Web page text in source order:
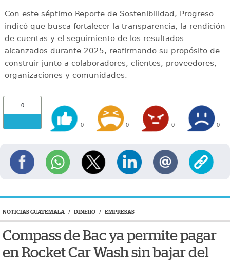
Con este séptimo Reporte de Sostenibilidad, Progreso
indicó que busca fortalecer la transparencia, la rendición
de cuentas y el seguimiento de los resultados
alcanzados durante 2025, reafirmando su propósito de
construir junto a colaboradores, clientes, proveedores,
organizaciones y comunidades.
0
0 0 0 0
NOTICIAS GUATEMALA / DINERO / EMPRESAS
Compass de Bac ya permite pagar
en Rocket Car Wash sin bajar del